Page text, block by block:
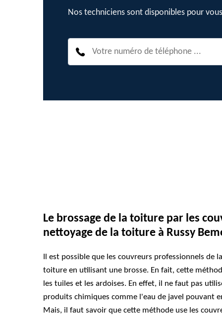
Nos techniciens sont disponibles pour
Le brossage de la toiture par les
nettoyage de la toiture à Russy
Il est possible que les couvreurs professionnels
toiture en utilisant une brosse. En fait, cette
les tuiles et les ardoises. En effet, il ne faut pas
produits chimiques comme l'eau de javel pouvant
Mais, il faut savoir que cette méthode use les